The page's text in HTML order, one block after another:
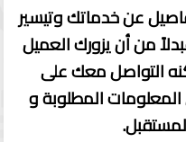
عن خدماتك وتيسير
من أن يزورك العميل
التواصل معك على
المطلوبة و